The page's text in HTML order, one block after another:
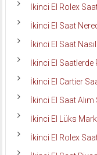
İkinci El Rolex
İkinci El Saat
İkinci El Saat Nasıl
İkinci El Saatlerde
İkinci El Cartier
İkinci El Saat Alım
İkinci El Lüks
İkinci El Rolex